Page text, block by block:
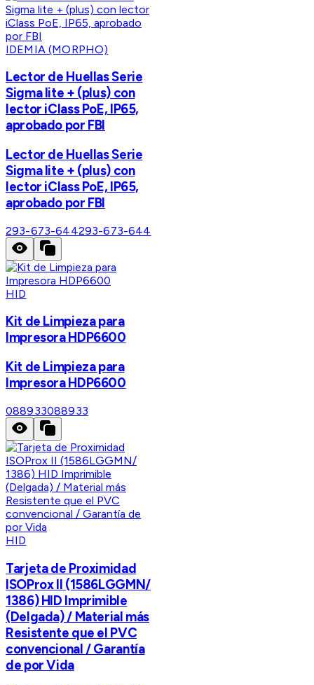
IDEMIA (MORPHO)
Lector de Huellas Serie
Sigma lite + (plus) con
lector iClass PoE, IP65,
aprobado por FBI
Lector de Huellas Serie
Sigma lite + (plus) con
lector iClass PoE, IP65,
aprobado por FBI
293-673-644293-673-644
HID
Kit de Limpieza para
Impresora HDP6600
Kit de Limpieza para
Impresora HDP6600
088933088933
HID
Tarjeta de Proximidad
ISOProx II (1586LGGMN/
1386) HID Imprimible
(Delgada) / Material más
Resistente que el PVC
convencional / Garantía
de por Vida